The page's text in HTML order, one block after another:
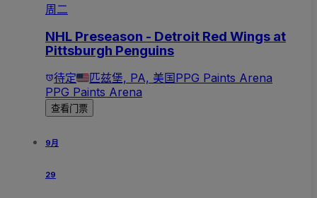
周二
NHL Preseason - Detroit Red Wings at
Pittsburgh Penguins
待定 匹兹堡, PA, 美国PPG Paints Arena
PPG Paints Arena
查看门票
9月
29